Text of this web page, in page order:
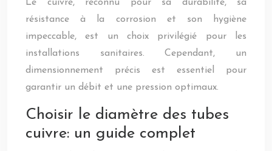
Le cuivre, reconnu pour sa durabilité, sa
résistance à la corrosion et son hygiène
impeccable, est un choix privilégié pour les
installations sanitaires. Cependant, un
dimensionnement précis est essentiel pour
garantir un débit et une pression optimaux.
Choisir le diamètre des tubes
cuivre: un guide complet